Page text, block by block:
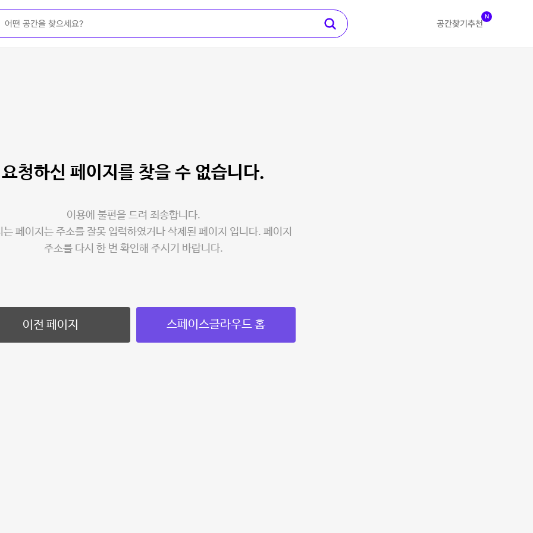
공간찾기 추천
N
요청하신 페이지를 찾을 수 없습니다.
이용에 불편을 드려 죄송합니다.
는 페이지는 주소를 잘못 입력하였거나 삭제된 페이지 입니다. 페이지
주소를 다시 한 번 확인해 주시기 바랍니다.
이전 페이지 스페이스클라우드 홈